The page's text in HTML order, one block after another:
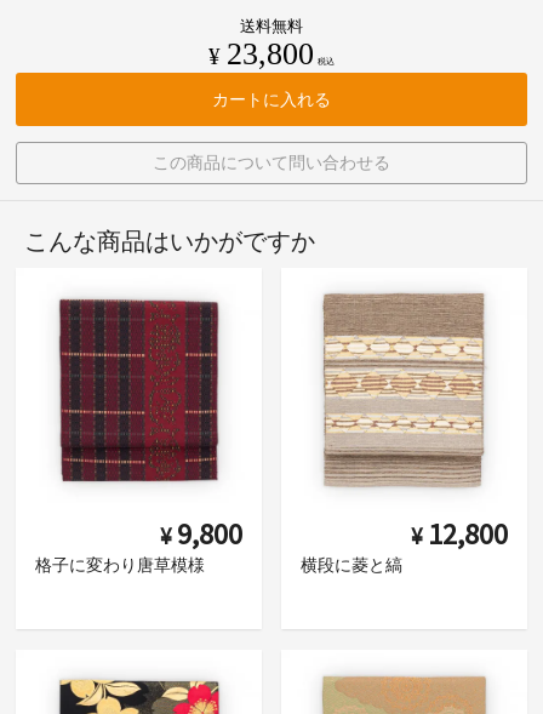
送料無料
¥ 23,800 税込
カートに入れる
この商品について問い合わせる
こんな商品はいかがですか
¥ 9,800
格子に変わり唐草模様
¥ 12,800
横段に菱と縞